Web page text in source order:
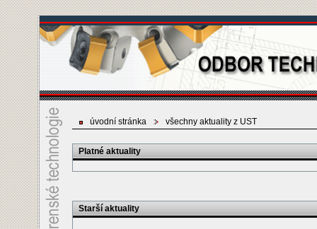
úvodní stránka všechny aktuality z UST
Platné aktuality
Starší aktuality